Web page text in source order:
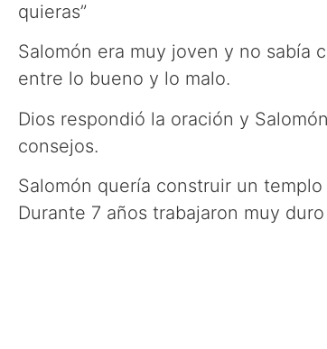
quieras”
Salomón era muy joven y no sabía
entre lo bueno y lo malo.
Dios respondió la oración y
consejos.
Salomón quería construir un
Durante 7 años trabajaron muy